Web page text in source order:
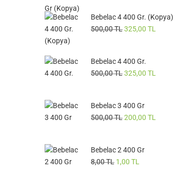
Bebelac 4 400 Gr. (Kopya)
500,00TL325,00 TL
Bebelac 4 400 Gr.
500,00TL325,00 TL
Bebelac 3 400 Gr
500,00TL200,00 TL
Bebelac 2 400 Gr
8,00TL 1,00 TL